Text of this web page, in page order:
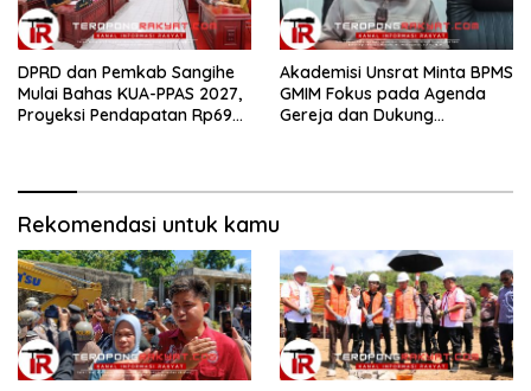
DPRD dan Pemkab Sangihe
Mulai Bahas KUA-PPAS 2027,
Proyeksi Pendapatan Rp699
Akademisi Unsrat Minta BPMS
GMIM Fokus pada Agenda
Gereja dan Dukung
Rekomendasi untuk kamu